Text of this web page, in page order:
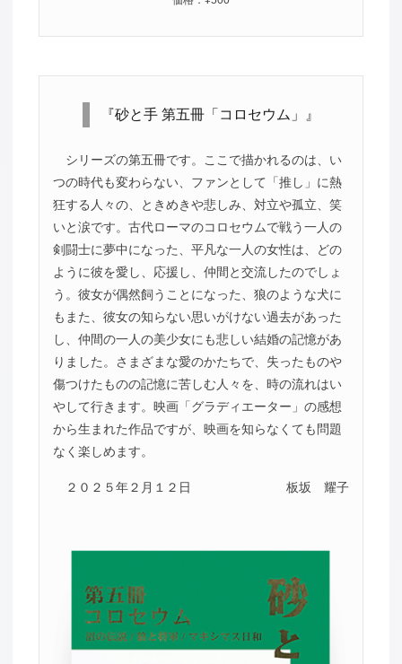
『砂と手 第五冊「コロセウム」』
シリーズの第五冊です。ここで描かれるのは、い
つの時代も変わらない、ファンとして「推し」に熱
狂する人々の、ときめきや悲しみ、対立や孤立、笑
いと涙です。古代ローマのコロセウムで戦う一人の
剣闘士に夢中になった、平凡な一人の女性は、どの
ように彼を愛し、応援し、仲間と交流したのでしょ
う。彼女が偶然飼うことになった、狼のような犬に
もまた、彼女の知らない思いがけない過去があった
し、仲間の一人の美少女にも悲しい結婚の記憶があ
りました。さまざまな愛のかたちで、失ったものや
傷つけたものの記憶に苦しむ人々を、時の流れはい
やして行きます。映画「グラディエーター」の感想
から生まれた作品ですが、映画を知らなくても問題
なく楽しめます。
２０２５年２月１２日 板坂 耀子